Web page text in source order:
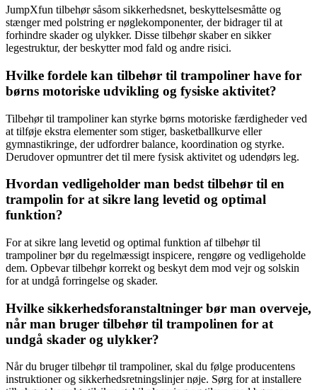
JumpXfun tilbehør såsom sikkerhedsnet, beskyttelsesmåtte og
stænger med polstring er nøglekomponenter, der bidrager til at
forhindre skader og ulykker. Disse tilbehør skaber en sikker
legestruktur, der beskytter mod fald og andre risici.
Hvilke fordele kan tilbehør til trampoliner have for
børns motoriske udvikling og fysiske aktivitet?
Tilbehør til trampoliner kan styrke børns motoriske færdigheder ved
at tilføje ekstra elementer som stiger, basketballkurve eller
gymnastikringe, der udfordrer balance, koordination og styrke.
Derudover opmuntrer det til mere fysisk aktivitet og udendørs leg.
Hvordan vedligeholder man bedst tilbehør til en
trampolin for at sikre lang levetid og optimal
funktion?
For at sikre lang levetid og optimal funktion af tilbehør til
trampoliner bør du regelmæssigt inspicere, rengøre og vedligeholde
dem. Opbevar tilbehør korrekt og beskyt dem mod vejr og solskin
for at undgå forringelse og skader.
Hvilke sikkerhedsforanstaltninger bør man overveje,
når man bruger tilbehør til trampolinen for at
undgå skader og ulykker?
Når du bruger tilbehør til trampoliner, skal du følge producentens
instruktioner og sikkerhedsretningslinjer nøje. Sørg for at installere